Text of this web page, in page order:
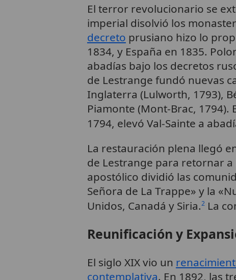
El terror revolucionario se
imperial disolvió los
decreto prusiano hizo lo
1834, y España en 1835.
abadías bajo los decretos
de Lestrange fundó nuevas
Inglaterra (Lulworth, 1793),
Piamonte (Mont-Brac, 1794).
1794, elevó Val-Sainte a
La restauración plena llegó
de Lestrange para retornar a
apostólico dividió las
Señora de La Trappe» y la
Unidos, Canadá y Siria.2La
Reunificación y
El siglo XIX vio un
contemplativa. En 1892, las